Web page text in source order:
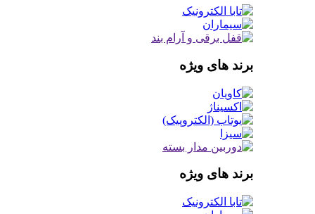
برند های ویژه
برند های ویژه